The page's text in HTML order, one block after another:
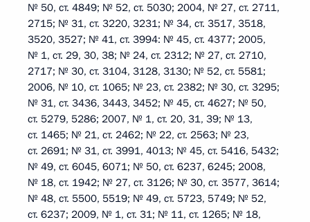
№ 50, ст. 4849; № 52, ст. 5030; 2004, № 27, ст. 2711,
2715; № 31, ст. 3220, 3231; № 34, ст. 3517, 3518,
3520, 3527; № 41, ст. 3994: № 45, ст. 4377; 2005,
№ 1, ст. 29, 30, 38; № 24, ст. 2312; № 27, ст. 2710,
2717; № 30, ст. 3104, 3128, 3130; № 52, ст. 5581;
2006, № 10, ст. 1065; № 23, ст. 2382; № 30, ст. 3295;
№ 31, ст. 3436, 3443, 3452; № 45, ст. 4627; № 50,
ст. 5279, 5286; 2007, № 1, ст. 20, 31, 39; № 13,
ст. 1465; № 21, ст. 2462; № 22, ст. 2563; № 23,
ст. 2691; № 31, ст. 3991, 4013; № 45, ст. 5416, 5432;
№ 49, ст. 6045, 6071; № 50, ст. 6237, 6245; 2008,
№ 18, ст. 1942; № 27, ст. 3126; № 30, ст. 3577, 3614;
№ 48, ст. 5500, 5519; № 49, ст. 5723, 5749; № 52,
ст. 6237; 2009, № 1, ст. 31; № 11, ст. 1265; № 18,